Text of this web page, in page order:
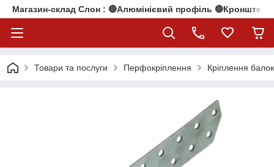
Магазин-склад Слон : 🔴Алюмінієвий профіль
Товари та послуги Перфокріплення Кріплення балок